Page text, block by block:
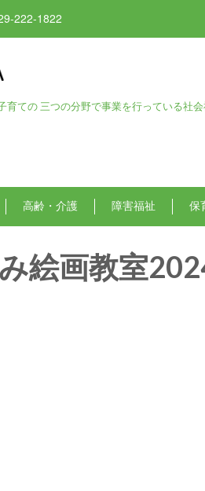
222-1822
育ての 三つの分野で事業を行っている社
高齢・介護 障害福祉 保
絵画教室